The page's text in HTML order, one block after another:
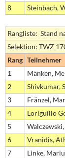
8 Steinbach,
Rangliste: Stand
Selektion: TWZ
Rang Teilnehmer
1
Mänken,
2
Shivkumar,
3
Fränzel,
4
Loriguillo
5
6
Vranidis,
7
Linke,